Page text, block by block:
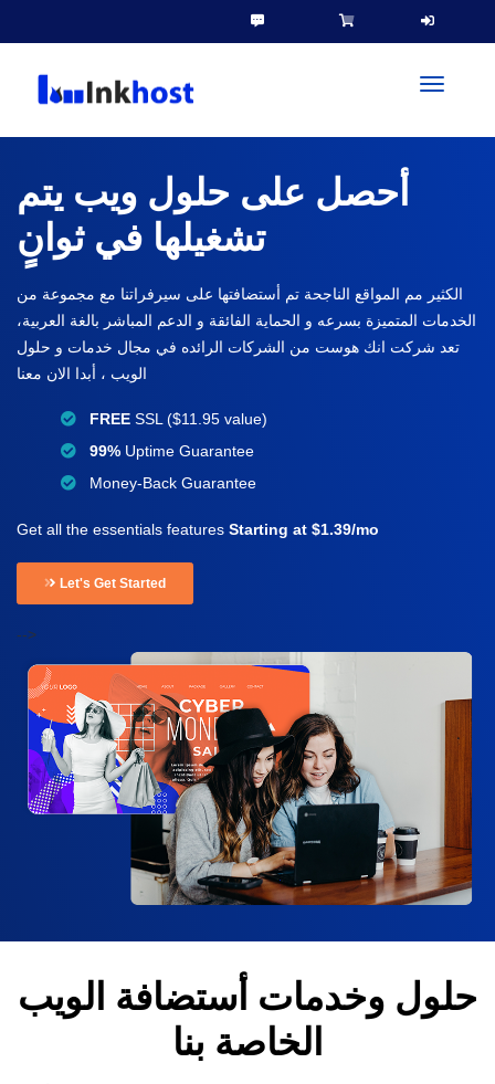
أحصل على حلول ويب يتم
تشغيلها في ثوانٍ
الكثير مم المواقع الناجحة تم أستضافتها على سيرفراتنا مع مجموعة من
الخدمات المتميزة بسرعه و الحماية الفائقة و الدعم المباشر بالغة العربية،
تعد شركت انك هوست من الشركات الرائده في مجال خدمات و حلول
الويب ، أبدا الان معنا
FREE SSL ($11.95 value)
99% Uptime Guarantee
Money-Back Guarantee
Get all the essentials features Starting at $1.39/mo
Let's Get Started
-->
حلول وخدمات أستضافة الويب
الخاصة بنا